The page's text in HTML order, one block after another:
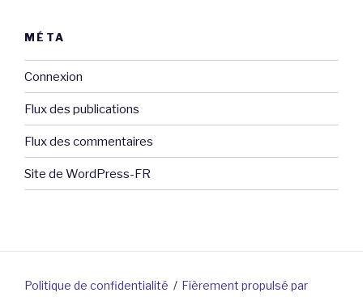
MÉTA
Connexion
Flux des publications
Flux des commentaires
Site de WordPress-FR
Politique de confidentialité Fièrement propulsé par